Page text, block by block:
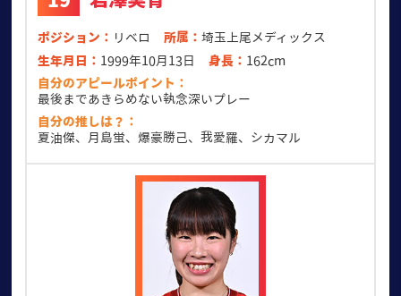
ポジション リベロ 所属
埼玉上尾メディックス
生年月日
1999年10月13日 身長
162cm
自分のアピールポイント
最後まであきらめない執念深いプレー
自分の推しは？
夏油傑、月島蛍、爆豪勝己、我愛羅、シカマル